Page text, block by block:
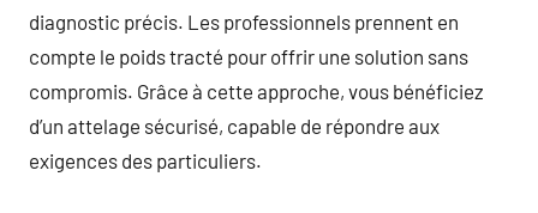
diagnostic précis. Les professionnels prennent en
compte le poids tracté pour offrir une solution sans
compromis. Grâce à cette approche, vous bénéficiez
d’un attelage sécurisé, capable de répondre aux
exigences des particuliers.